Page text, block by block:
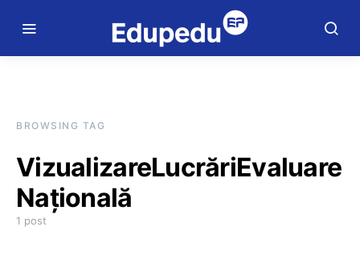
BROWSING TAG
VizualizareLucrăriEvaluare
Națională
1 post